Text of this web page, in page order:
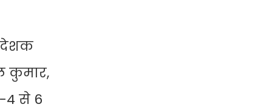
कुमार,
4 से 6